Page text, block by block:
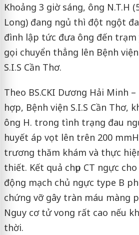
Khoảng 3 giờ sáng, ông N.T.H
Long) đang ngủ thì đột ngột
đình lập tức đưa ông đến trạm
gọi chuyển thẳng lên Bệnh
S.I.S Cần Thơ.
Theo BS.CKI Dương Hải Minh
hợp, Bệnh viện S.I.S Cần Thơ,
ông H. trong tình trạng đau
huyết áp vọt lên trên 200
trương thăm khám và thực
thiết. Kết quả chụp CT ngực
động mạch chủ ngực type B
chứng vỡ gây tràn máu màng
Nguy cơ tử vong rất cao nếu
thời.